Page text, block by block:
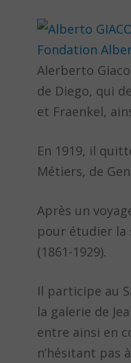
Alerberto
de Diego, qui
et Fraenkel,
En 1919, il
Métiers, de
Après un
pour étudier la
(1861-1929).
Il participe au
la galerie de
entre ainsi en
n’hésitant